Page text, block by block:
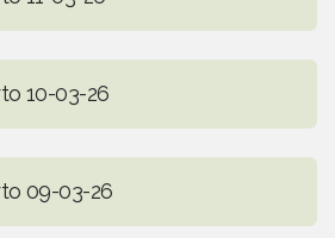
10-03-26
09-03-26